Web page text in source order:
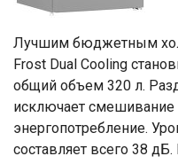
Лучшим бюджетным
Frost Dual Cooling
общий объем 320 л.
исключает смешивание
энергопотребление.
составляет всего 38